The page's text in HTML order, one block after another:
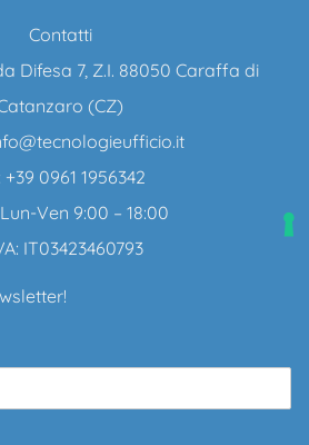
Contatti
Difesa 7, Z.I. 88050 Caraffa di
(CZ)
+39 0961 1956342
Ven 9:00 – 18:00
IT03423460793